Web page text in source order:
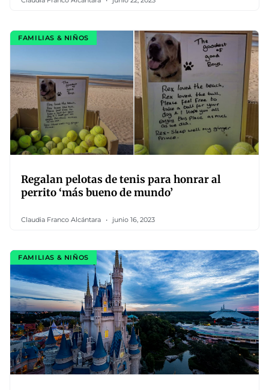
FAMILIAS & NIÑOS
Regalan pelotas de tenis para honrar al
perrito ‘más bueno de mundo’
Claudia Franco Alcántara junio 16, 2023
FAMILIAS & NIÑOS